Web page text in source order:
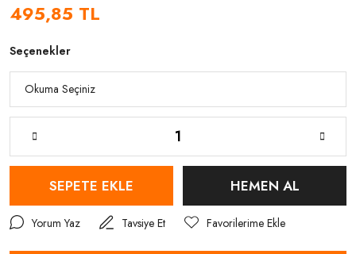
495,85 TL
Seçenekler
SEPETE EKLE HEMEN AL
Yorum Yaz Tavsiye Et